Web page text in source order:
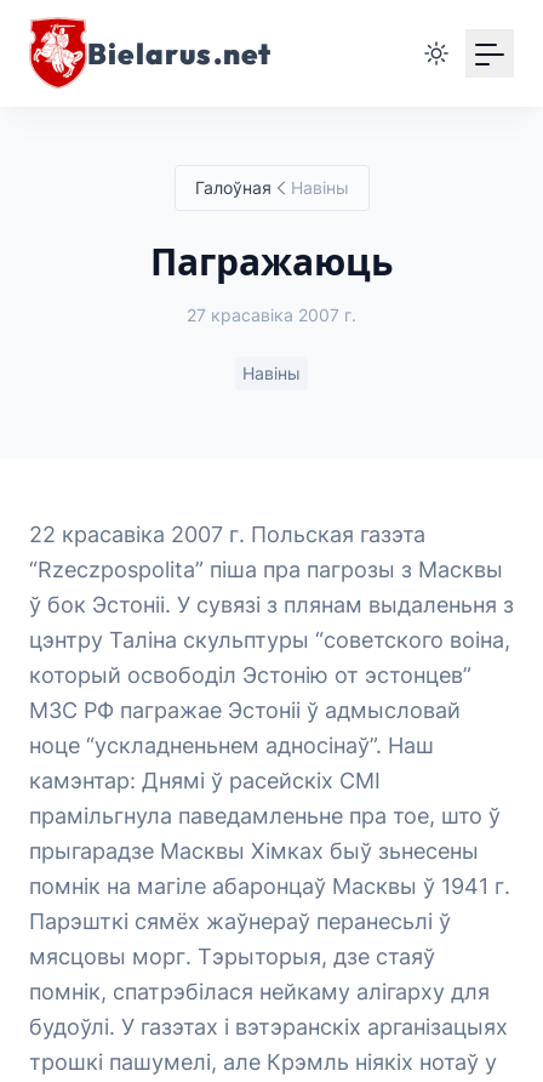
Bielarus.net
Галоўная Навіны
Пагражаюць
27 красавіка 2007 г.
Навіны
22 красавіка 2007 г. Польская газэта
“Rzeczpospolita” піша пра пагрозы з Масквы
ў бок Эстоніі. У сувязі з плянам выдаленьня з
цэнтру Таліна скульптуры “советского воіна,
который освободіл Эстонію от эстонцев”
МЗС РФ пагражае Эстоніі ў адмысловай
ноце “ускладненьнем адносінаў”. Наш
камэнтар: Днямі ў расейскіх СМІ
прамільгнула паведамленьне пра тое, што ў
прыгарадзе Масквы Хімках быў зьнесены
помнік на магіле абаронцаў Масквы ў 1941 г.
Парэшткі сямёх жаўнераў перанесьлі ў
мясцовы морг. Тэрыторыя, дзе стаяў
помнік, спатрэбілася нейкаму алігарху для
будоўлі. У газэтах і вэтэранскіх арганізацыях
трошкі пашумелі, але Крэмль ніякіх нотаў у